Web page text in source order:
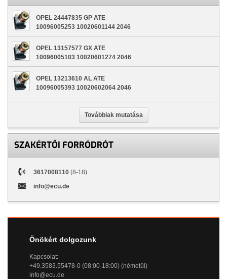
OPEL 24447835 GP ATE
10096005253 10020601144 2046
OPEL 13157577 GX ATE
10096005103 10020601274 2046
OPEL 13213610 AL ATE
10096005393 10020602064 2046
Továbbiak mutatása
SZAKÉRTŐI FORRÓDRÓT
3617008110 (8-18)
info@ecu.de
Önökért dolgozunk
Kapcsolat:
+49.3583.55478-0 (08:00-18:00) (németül)
info@ecu.de